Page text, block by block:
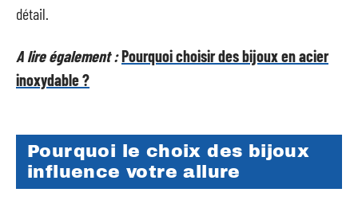
détail.
A lire également :Pourquoi choisir des bijoux en acier
inoxydable ?
Pourquoi le choix des bijoux
influence votre allure